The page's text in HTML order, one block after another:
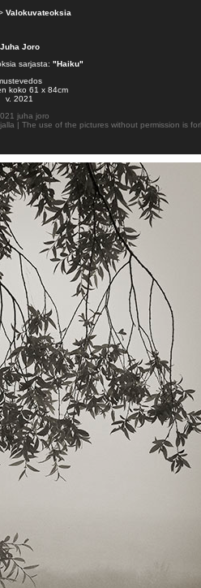
Valokuvateoksia
Juha Joro
sarjasta: "Haiku"
koko 61 x 84cm
v. 2021
juha joro
| The use of the pictures without permission is